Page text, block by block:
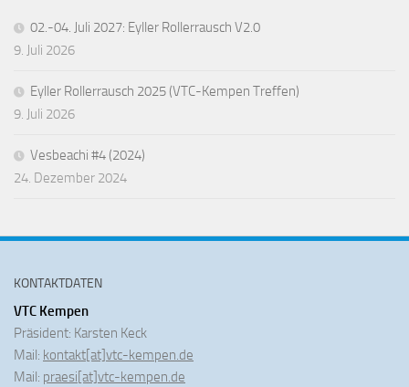
02.-04. Juli 2027: Eyller Rollerrausch V2.0
9. Juli 2026
Eyller Rollerrausch 2025 (VTC-Kempen Treffen)
9. Juli 2026
Vesbeachi #4 (2024)
24. Dezember 2024
KONTAKTDATEN
VTC Kempen
Präsident: Karsten Keck
Mail: kontakt[at]vtc-kempen.de
Mail: praesi[at]vtc-kempen.de